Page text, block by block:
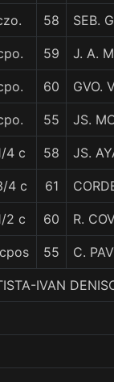
58 SEB.
59 J. A.
60 GVO.
55 JS.
4 c 58 JS.
4 c 61
2 c 60 R.
55 C.
IVAN